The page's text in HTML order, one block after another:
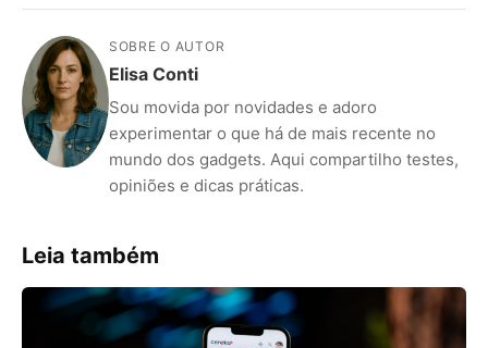
SOBRE O AUTOR
Elisa Conti
Sou movida por novidades e adoro
experimentar o que há de mais recente no
mundo dos gadgets. Aqui compartilho testes,
opiniões e dicas práticas.
Leia também